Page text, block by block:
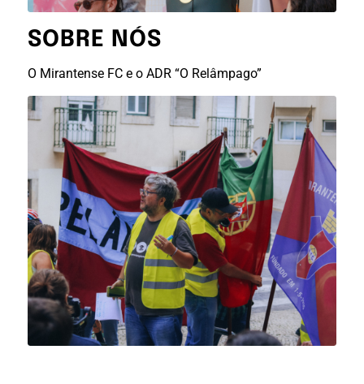
SOBRE NÓS
O Mirantense FC e o ADR “O Relâmpago”